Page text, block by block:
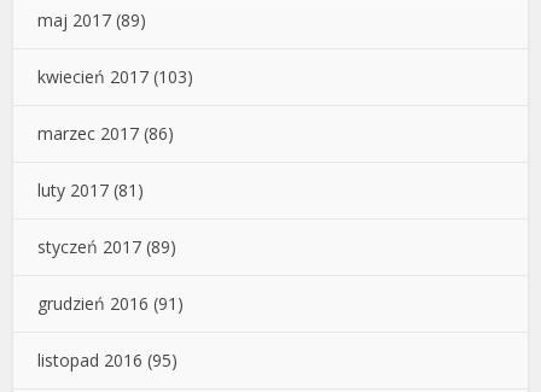
maj 2017 (89)
kwiecień 2017 (103)
marzec 2017 (86)
luty 2017 (81)
styczeń 2017 (89)
grudzień 2016 (91)
listopad 2016 (95)